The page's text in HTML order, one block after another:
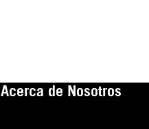
Acerca de Nosotros